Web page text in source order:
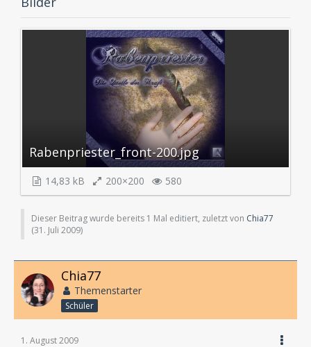
Rabenpriester_front-200.jpg
14,83 kB 200×200 580
Dieser Beitrag wurde bereits 1 Mal editiert, zuletzt von Chia77
(31. Juli 2009)
Chia77
Themenstarter
Schüler
1. August 2009